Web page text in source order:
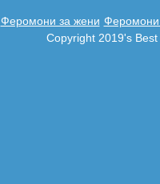
Феромони за жени Феромони
Copyright 2019's